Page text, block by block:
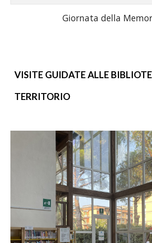
Giornata della
VISITE GUIDATE ALLE
TERRITORIO